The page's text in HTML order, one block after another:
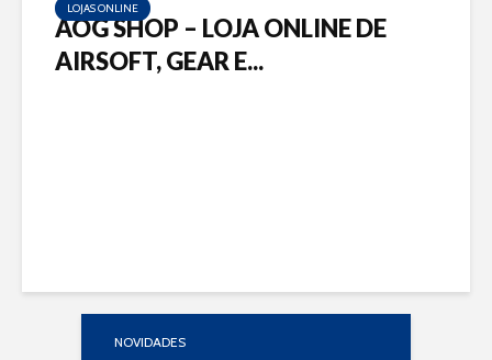
LOJAS ONLINE
AOG SHOP – LOJA ONLINE DE
AIRSOFT, GEAR E...
NOVIDADES